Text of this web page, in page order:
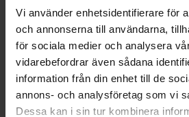
Vi använder enhetsidentifierare för
och annonserna till användarna,
för sociala medier och analysera
vidarebefordrar även sådana
information från din enhet till de
annons- och analysföretag som vi
Dessa kan i sin tur kombinera